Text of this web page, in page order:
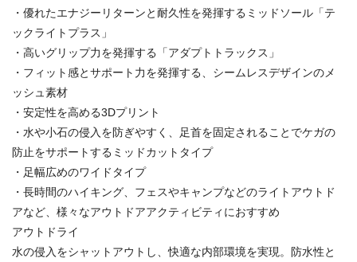
・優れたエナジーリターンと耐久性を発揮するミッドソール「テ
ックライトプラス」
・高いグリップ力を発揮する「アダプトトラックス」
・フィット感とサポート力を発揮する、シームレスデザインのメ
ッシュ素材
・安定性を高める3Dプリント
・水や小石の侵入を防ぎやすく、足首を固定されることでケガの
防止をサポートするミッドカットタイプ
・足幅広めのワイドタイプ
・長時間のハイキング、フェスやキャンプなどのライトアウトド
アなど、様々なアウトドアアクティビティにおすすめ
アウトドライ
水の侵入をシャットアウトし、快適な内部環境を実現。防水性と